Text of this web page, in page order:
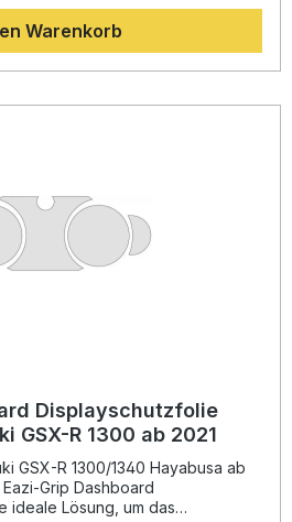
vollständig erhalten,
Informationen klar erkennbar
detaillierten Montageanleitung
schnell und unkompliziert
Schutz und ein gepflegtes
Eazi-Grip
Dashboard Displayschutzfolie Detaillierte Montageanleitung
Warenkorb
Displayschutzfolie
GSX-R 1300 ab 2021
GSX-R 1300/1340 Hayabusa ab
Grip Dashboard
ideale Lösung, um das